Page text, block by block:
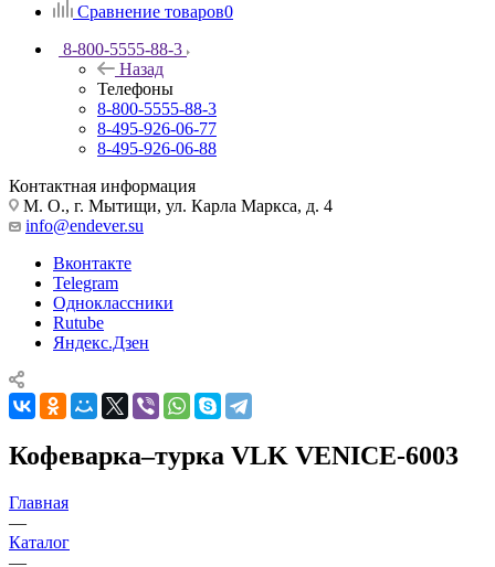
Сравнение товаров0
8-800-5555-88-3
Назад
Телефоны
8-800-5555-88-3
8-495-926-06-77
8-495-926-06-88
Контактная информация
М. О., г. Мытищи, ул. Карла Маркса, д. 4
info@endever.su
Вконтакте
Telegram
Одноклассники
Rutube
Яндекс.Дзен
Кофеварка–турка VLK VENICE-6003
Главная
—
Каталог
—